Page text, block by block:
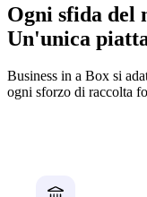
Ogni sfida del
Un'unica
Business in a Box si
ogni sforzo di raccolta